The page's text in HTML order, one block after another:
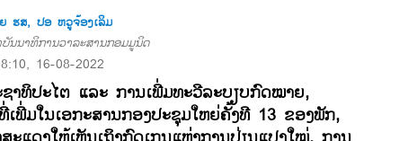
ຮສ, ປອ ຫວູຈ້ອງເລິມ
ນນາທິການວາລະສານກອມມູນິດ
16-08-2022
າທິປະ​ໄຕ ​ແລະ ການ​ເພີ່ມ​ທະວີ​ລະບຽບ​ກົດໝາຍ,
ພີ່ມ​ໃນ​ເອກະສານກອງ​ປະຊຸມ​​ໃຫຍ່​ຄັ້ງ​ທີ 13 ຂອງ​ພັກ,